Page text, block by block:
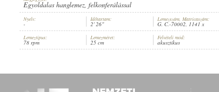
ERSCHEINUNGSJAHR: 1902 KÖRÜL
Egyoldalas hanglemez, felkonferálással
Nyelv:
-
Időtartam:
2' 26"
Lemezszám, Matricaszám:
G. C.-70002, 1141 x
Lemeztípus:
78 rpm
Lemezméret:
25 cm
Felvételi mód:
akusztikus